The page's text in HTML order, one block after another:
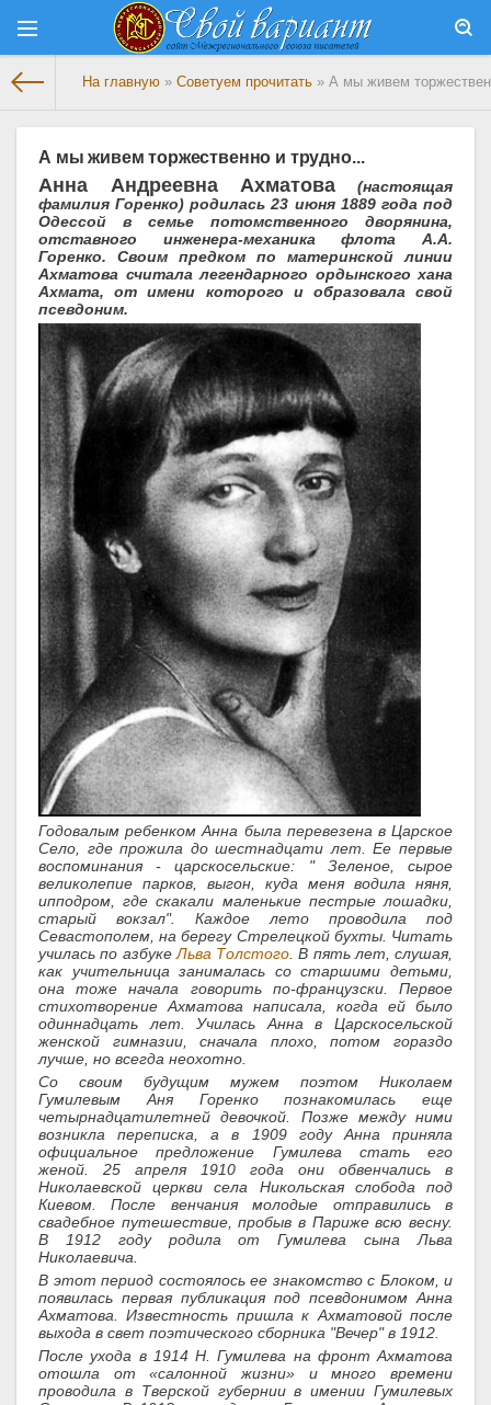
На главную » Советуем прочитать » А мы живем
А мы живем торжественно и трудно...
Анна Андреевна Ахматова
(настоящая
фамилия Горенко) родилась 23 июня 1889 года под
Одессой в семье потомственного дворянина,
отставного инженера-механика флота А.А.
Горенко. Своим предком по материнской линии
Ахматова считала легендарного ордынского хана
Ахмата, от имени которого и образовала свой
псевдоним.
Годовалым ребенком Анна была перевезена в Царское
Село, где прожила до шестнадцати лет. Ее первые
воспоминания - царскосельские: " Зеленое, сырое
великолепие парков, выгон, куда меня водила няня,
ипподром, где скакали маленькие пестрые лошадки,
старый вокзал". Каждое лето проводила под
Севастополем, на берегу Стрелецкой бухты. Читать
училась по азбукеЛьва Толстого. В пять лет, слушая,
как учительница занималась со старшими детьми,
она тоже начала говорить по-французски. Первое
стихотворение Ахматова написала, когда ей было
одиннадцать лет. Училась Анна в Царскосельской
женской гимназии, сначала плохо, потом гораздо
лучше, но всегда неохотно.
Со своим будущим мужем поэтом Николаем
Гумилевым Аня Горенко познакомилась еще
четырнадцатилетней девочкой. Позже между ними
возникла переписка, а в 1909 году Анна приняла
официальное предложение Гумилева стать его
женой. 25 апреля 1910 года они обвенчались в
Николаевской церкви села Никольская слобода под
Киевом. После венчания молодые отправились в
свадебное путешествие, пробыв в Париже всю весну.
В 1912 году родила от Гумилева сына Льва
Николаевича.
В этот период состоялось ее знакомство с Блоком, и
появилась первая публикация под псевдонимом Анна
Ахматова. Известность пришла к Ахматовой после
выхода в свет поэтического сборника "Вечер" в 1912.
После ухода в 1914 Н. Гумилева на фронт Ахматова
отошла от «салонной жизни» и много времени
проводила в Тверской губернии в имении Гумилевых